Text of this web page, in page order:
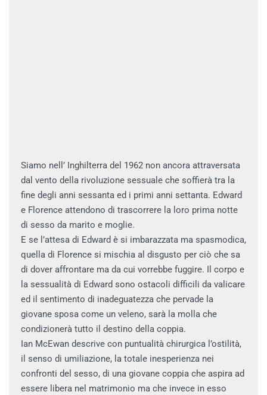
Siamo nell’ Inghilterra del 1962 non ancora attraversata
dal vento della rivoluzione sessuale che soffierà tra la
fine degli anni sessanta ed i primi anni settanta. Edward
e Florence attendono di trascorrere la loro prima notte
di sesso da marito e moglie.
E se l’attesa di Edward è si imbarazzata ma spasmodica,
quella di Florence si mischia al disgusto per ciò che sa
di dover affrontare ma da cui vorrebbe fuggire. Il corpo e
la sessualità di Edward sono ostacoli difficili da valicare
ed il sentimento di inadeguatezza che pervade la
giovane sposa come un veleno, sarà la molla che
condizionerà tutto il destino della coppia.
Ian McEwan descrive con puntualità chirurgica l’ostilità,
il senso di umiliazione, la totale inesperienza nei
confronti del sesso, di una giovane coppia che aspira ad
essere libera nel matrimonio ma che invece in esso